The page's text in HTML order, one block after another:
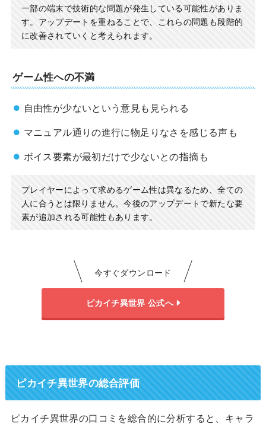
一部の端末で技術的な問題が発生している可能性がありま
す。アップデートを重ねることで、これらの問題も段階的
に改善されていくと考えられます。
ゲーム性への不満
自由性が少ないという意見も見られる
マニュアル通りの進行に物足りなさを感じる声も
ボイス要素が最初だけで少ないとの指摘も
プレイヤーによって求めるゲーム性は異なるため、全ての
人に合うとは限りません。今後のアップデートで新たな要
素が追加される可能性もあります。
今すぐダウンロード
ピカイチ異世界 公式へ
ピカイチ異世界の総合評価
ピカイチ異世界の口コミを総合的に分析すると、キャラ